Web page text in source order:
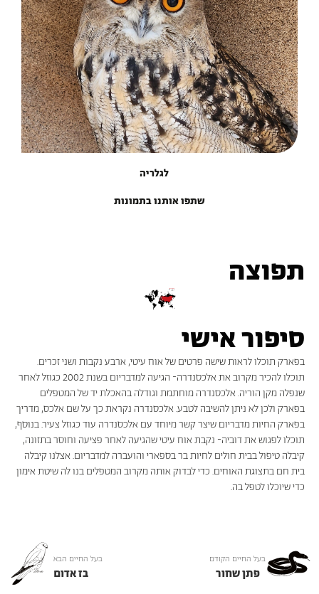
לגלריה
שתפו אותנו בתמונות
תפוצה
סיפור אישי
בפארק תוכלו לראות שישה פרטים של אוח עיטי, ארבע נקבות ושני זכרים.
תוכלו להכיר מקרוב את אלכסנדרה- הגיעה למדבריום בשנת 2002 כגוזל לאחר
שנפלה מקן הוריה. אלכסנדרה מוחתמת וגודלה בהאכלת יד של המטפלים
בפארק ולכן לא ניתן להשיבה לטבע. אלכסנדרה נקראת כך על שם אלכס, מדריך
בפארק החיות מדבריום שיצר קשר מיוחד עם אלכסנדרה עוד כגוזל צעיר. בנוסף,
תוכלו לפגוש את דוביה- נקבת אוח עיטי שהגיעה לאחר פציעה וחוסר בתזונה,
קיבלה טיפול בבית חולים לחיות בר בספארי והועברה למדבריום. אצלנו קיבלה
בית חם בתצוגת האוחים. כדי לבדוק אותה מקרוב המטפלים בנו לה שיטת אימון
כדי שיוכלו לטפל בה.
בעל החיים הקודם
פתן שחור
בעל החיים הבא
בז אדום